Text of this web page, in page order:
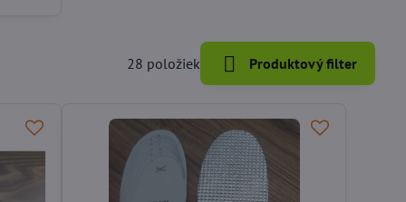
28 položiek Produktový filter